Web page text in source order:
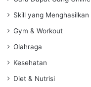
Skill yang Menghasilkan
Gym & Workout
Olahraga
Kesehatan
Diet & Nutrisi